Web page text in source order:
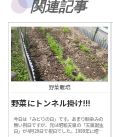
関連記事
野菜栽培
野菜にトンネル掛け!!!
今日は「みどりの日」です。あまり馴染みの
無い祝日ですが、元は昭和天皇の「天皇誕生
日」が4月29日で祝日でした。1989年に昭和